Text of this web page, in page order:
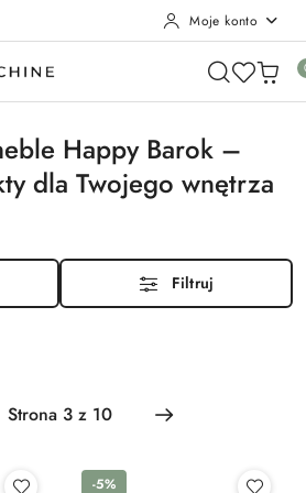
Moje konto
Happy Barok –
dla Twojego wnętrza
Filtruj
-5%